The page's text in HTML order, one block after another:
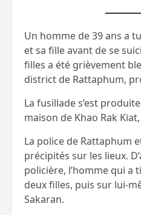
Un homme de 39 ans a
et sa fille avant de se
filles a été grièvement
district de Rattaphum,
La fusillade s’est
maison de Khao Rak
La police de Rattaphum
précipités sur les lieux.
policière, l’homme qui a
deux filles, puis sur lui-
Sakaran.